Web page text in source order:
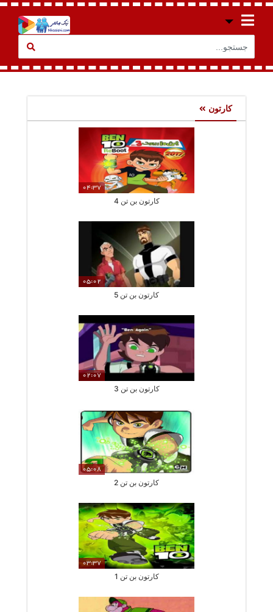
کارتون
04:37
کارتون بن تن 4
05:02
کارتون بن تن 5
02:07
کارتون بن تن 3
05:08
کارتون بن تن 2
03:37
کارتون بن تن 1